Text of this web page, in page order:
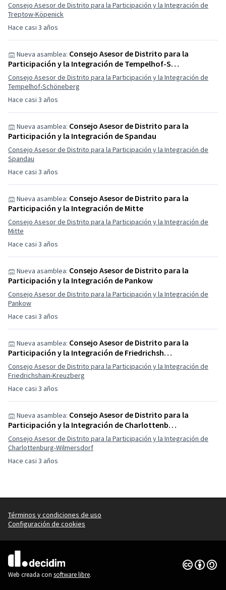
Hace casi 3 años
Consejo Asesor de Distrito para la Participación y la Integración de
Treptow-Köpenick
Hace casi 3 años
Nueva asamblea: Consejo Asesor de Distrito para la
Participación y la Integración de Tempelhof-S…
Consejo Asesor de Distrito para la Participación y la Integración de
Tempelhof-Schöneberg
Hace casi 3 años
Nueva asamblea: Consejo Asesor de Distrito para la
Participación y la Integración de Spandau
Consejo Asesor de Distrito para la Participación y la Integración de
Spandau
Hace casi 3 años
Nueva asamblea: Consejo Asesor de Distrito para la
Participación y la Integración de Mitte
Consejo Asesor de Distrito para la Participación y la Integración de
Mitte
Hace casi 3 años
Nueva asamblea: Consejo Asesor de Distrito para la
Participación y la Integración de Pankow
Consejo Asesor de Distrito para la Participación y la Integración de
Pankow
Hace casi 3 años
Nueva asamblea: Consejo Asesor de Distrito para la
Participación y la Integración de Friedrichsh…
Consejo Asesor de Distrito para la Participación y la Integración de
Friedrichshain-Kreuzberg
Hace casi 3 años
Nueva asamblea: Consejo Asesor de Distrito para la
Participación y la Integración de Charlottenb…
Consejo Asesor de Distrito para la Participación y la Integración de
Charlottenburg-Wilmersdorf
Términos y condiciones de uso
Configuración de cookies
(Enlace externo)
Web creada con software libre.
Con
(Enlace